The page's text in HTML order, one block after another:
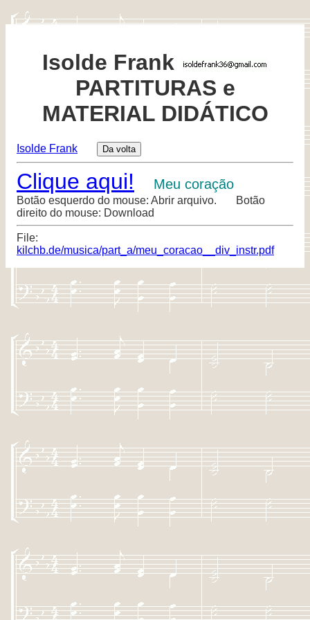
Isolde Frank
PARTITURAS e
MATERIAL DIDÁTICO
Isolde Frank
Clique aqui! Meu coração
Botão esquerdo do mouse: Abrir arquivo. Botão
direito do mouse: Download
File:
kilchb.de/musica/part_a/meu_coracao__div_instr.pdf